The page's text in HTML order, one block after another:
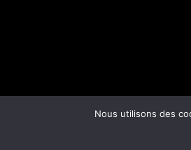
Transaction
Nous utilisons des